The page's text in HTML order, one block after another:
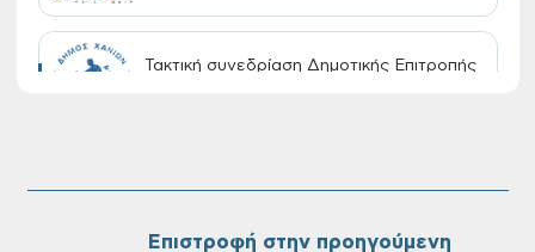
Τακτική συνεδρίαση Δημοτικής Επιτροπής
Επαναλειτουργία του συστήματος
Ονουφρίου
Επιστροφή στην προηγούμενη